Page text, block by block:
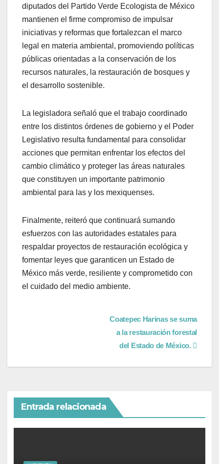
diputados del Partido Verde Ecologista de México
mantienen el firme compromiso de impulsar
iniciativas y reformas que fortalezcan el marco
legal en materia ambiental, promoviendo políticas
públicas orientadas a la conservación de los
recursos naturales, la restauración de bosques y
el desarrollo sostenible.
La legisladora señaló que el trabajo coordinado
entre los distintos órdenes de gobierno y el Poder
Legislativo resulta fundamental para consolidar
acciones que permitan enfrentar los efectos del
cambio climático y proteger las áreas naturales
que constituyen un importante patrimonio
ambiental para las y los mexiquenses.
Finalmente, reiteró que continuará sumando
esfuerzos con las autoridades estatales para
respaldar proyectos de restauración ecológica y
fomentar leyes que garanticen un Estado de
México más verde, resiliente y comprometido con
el cuidado del medio ambiente.
Coatepec Harinas se suma
a la restauración forestal
del Estado de México.
Entrada relacionada